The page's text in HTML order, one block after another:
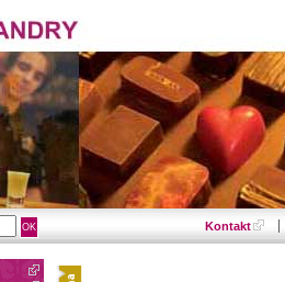
Kontakt